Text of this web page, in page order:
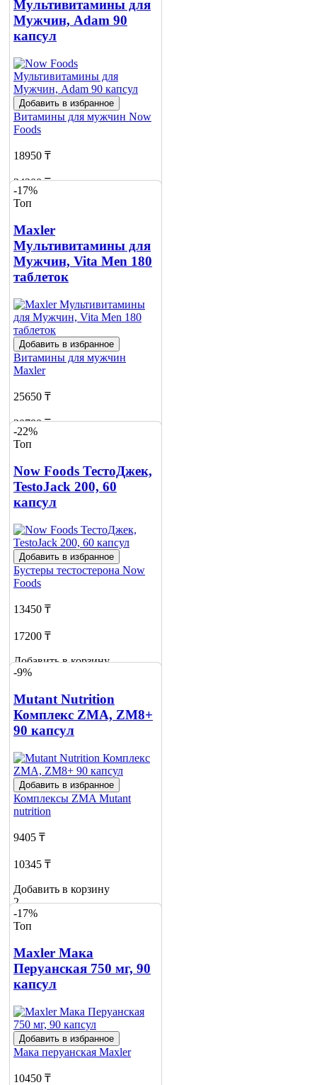
Мультивитамины для
Мужчин, Adam 90
капсул
Добавить в избранное
Витамины для мужчин Now
Foods
18950 ₸
24200 ₸
Добавить в корзину
-17%
Топ
Maxler
Мультивитамины для
Мужчин, Vita Men 180
таблеток
Добавить в избранное
Витамины для мужчин
Maxler
25650 ₸
30780 ₸
Добавить в корзину
-22%
Топ
Now Foods ТестоДжек,
TestoJack 200, 60
капсул
Добавить в избранное
Бустеры тестостерона Now
Foods
13450 ₸
17200 ₸
Добавить в корзину
2
-9%
Mutant Nutrition
Комплекс ZMA, ZM8+
90 капсул
Добавить в избранное
Комплексы ZMA Mutant
nutrition
9405 ₸
10345 ₸
Добавить в корзину
2
-17%
Топ
Maxler Мака
Перуанская 750 мг, 90
капсул
Добавить в избранное
Мака перуанская Maxler
10450 ₸